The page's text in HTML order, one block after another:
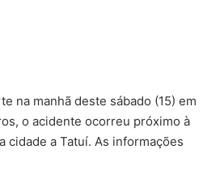
na manhã deste sábado (15) em
o acidente ocorreu próximo à
cidade a Tatuí. As informações